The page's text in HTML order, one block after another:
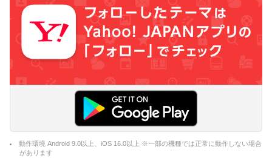
動作環境 Android 9.0以上、iOS 16.0以上 ※一部の機種では正常に動作しない場合
があります